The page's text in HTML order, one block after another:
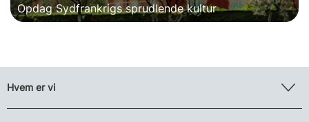
Opdag Sydfrankrigs sprudlende kultur
Hvem er vi